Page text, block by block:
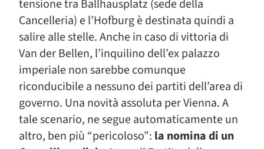
tensione tra Ballhausplatz (sede della
Cancelleria) e l’Hofburg è destinata quindi a
salire alle stelle. Anche in caso di vittoria di
Van der Bellen, l’inquilino dell’ex palazzo
imperiale non sarebbe comunque
riconducibile a nessuno dei partiti dell’area di
governo. Una novità assoluta per Vienna. A
tale scenario, ne segue automaticamente un
altro, ben più “pericoloso”: la nomina di un